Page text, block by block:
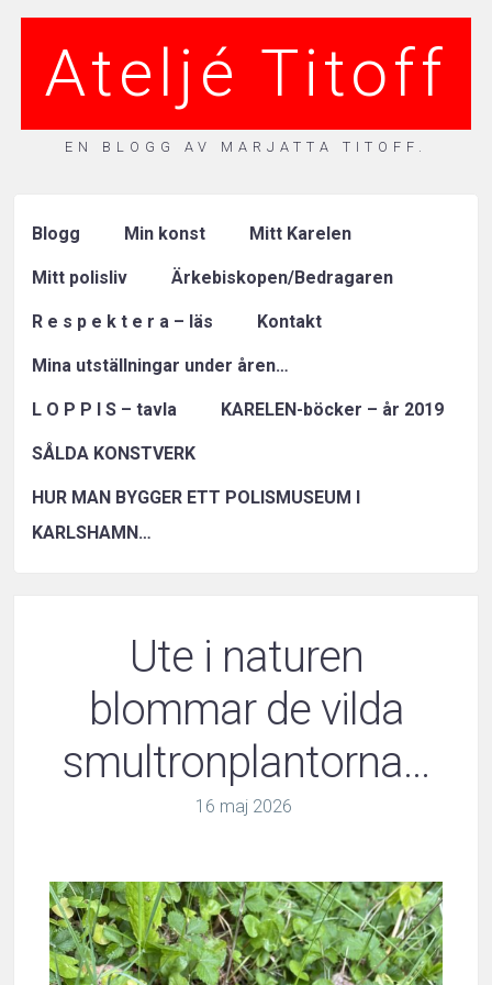
Ateljé Titoff
EN BLOGG AV MARJATTA TITOFF.
Blogg Min konst Mitt Karelen
Mitt polisliv Ärkebiskopen/Bedragaren
R e s p e k t e r a – läs Kontakt
Mina utställningar under åren…
L O P P I S – tavla KARELEN-böcker – år 2019
SÅLDA KONSTVERK
HUR MAN BYGGER ETT POLISMUSEUM I
KARLSHAMN…
Ute i naturen
blommar de vilda
smultronplantorna…
16 maj 2026